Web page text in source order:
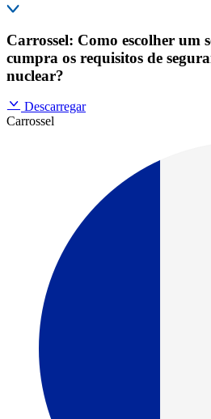
Carrossel: Como escolher um
cumpra os requisitos de
nuclear?
Descarregar
Carrossel